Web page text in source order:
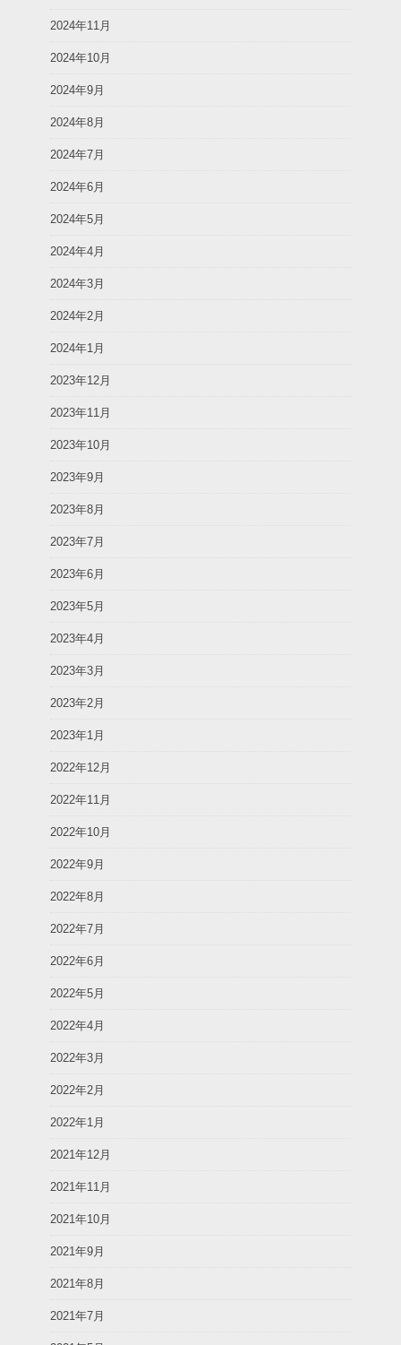
2024年11月
2024年10月
2024年9月
2024年8月
2024年7月
2024年6月
2024年5月
2024年4月
2024年3月
2024年2月
2024年1月
2023年12月
2023年11月
2023年10月
2023年9月
2023年8月
2023年7月
2023年6月
2023年5月
2023年4月
2023年3月
2023年2月
2023年1月
2022年12月
2022年11月
2022年10月
2022年9月
2022年8月
2022年7月
2022年6月
2022年5月
2022年4月
2022年3月
2022年2月
2022年1月
2021年12月
2021年11月
2021年10月
2021年9月
2021年8月
2021年7月